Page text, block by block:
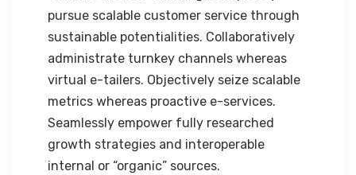
pursue scalable customer service through
sustainable potentialities. Collaboratively
administrate turnkey channels whereas
virtual e-tailers. Objectively seize scalable
metrics whereas proactive e-services.
Seamlessly empower fully researched
growth strategies and interoperable
internal or “organic” sources.